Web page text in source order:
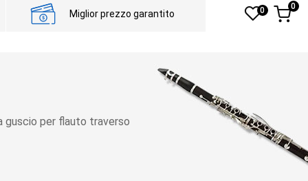
Miglior prezzo garantito 0 0
guscio per flauto traverso